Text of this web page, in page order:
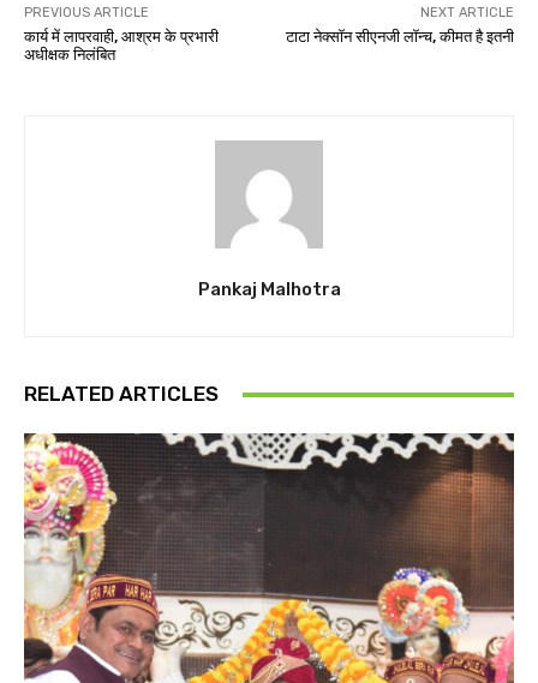
PREVIOUS ARTICLE
कार्य में लापरवाही, आश्रम के प्रभारी
अधीक्षक निलंबित
NEXT ARTICLE
टाटा नेक्सॉन सीएनजी लॉन्च, कीमत है इतनी
Pankaj Malhotra
RELATED ARTICLES